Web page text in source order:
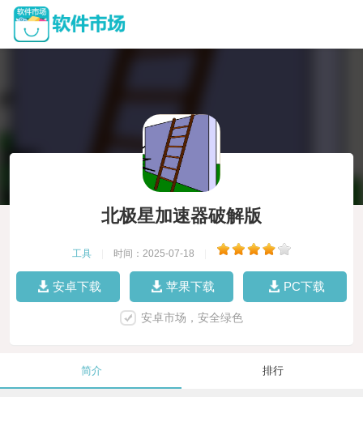
北极星加速器破解版
工具 时间：2025-07-18
安卓下载 苹果下载 PC下载
安卓市场，安全绿色
简介 排行